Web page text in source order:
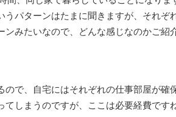
うパターンはたまに聞きますが、それぞ
みたいなので、どんな感じなのかご紹
ので、自宅にはそれぞれの仕事部屋が確
てしまうのですが、ここは必要経費です